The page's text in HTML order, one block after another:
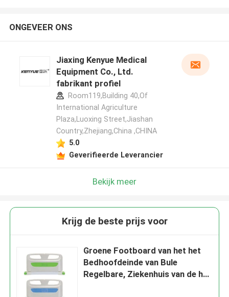
ONGEVEER ONS
Jiaxing Kenyue Medical
Equipment Co., Ltd.
fabrikant profiel
Room119,Building 40,Of
International Agriculture
Plaza,Luoxing Street,Jiashan
Country,Zhejiang,China ,CHINA
5.0
Geverifieerde Leverancier
Bekijk meer
Krijg de beste prijs voor
Groene Footboard van het het
Bedhoofdeinde van Bule
Regelbare, Ziekenhuis van de het